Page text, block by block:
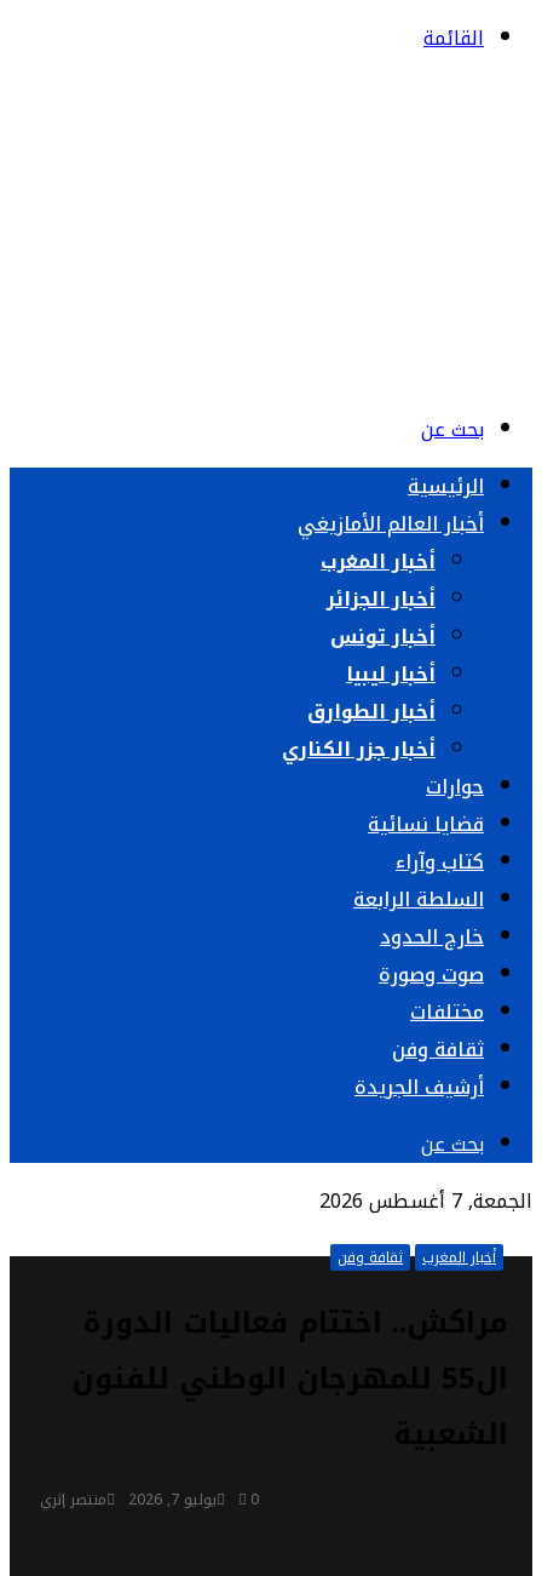
القائمة
بحث عن
الرئيسية
أخبار العالم الأمازيغي
أخبار المغرب
أخبار الجزائر
أخبار تونس
أخبار ليبيا
أخبار الطوارق
أخبار جزر الكناري
حوارات
قضايا نسائية
كتاب وآراء
السلطة الرابعة
خارج الحدود
صوت وصورة
مختلفات
ثقافة وفن
أرشيف الجريدة
بحث عن
الجمعة, 7 أغسطس 2026
أخبار المغرب ثقافة وفن
مراكش.. اختتام فعاليات الدورة
ال55 للمهرجان الوطني للفنون
الشعبية
منتصر إثري يوليو 7, 2026 0